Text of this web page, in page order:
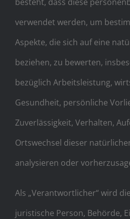
verwendet werden, um
Aspekte, die sich auf eine
beziehen, zu bewerten,
bezüglich Arbeitsleistung,
Gesundheit, persönliche
Zuverlässigkeit, Verhalten,
Ortswechsel dieser
analysieren oder
Als „Verantwortlicher“ wird
juristische Person, Behörde,